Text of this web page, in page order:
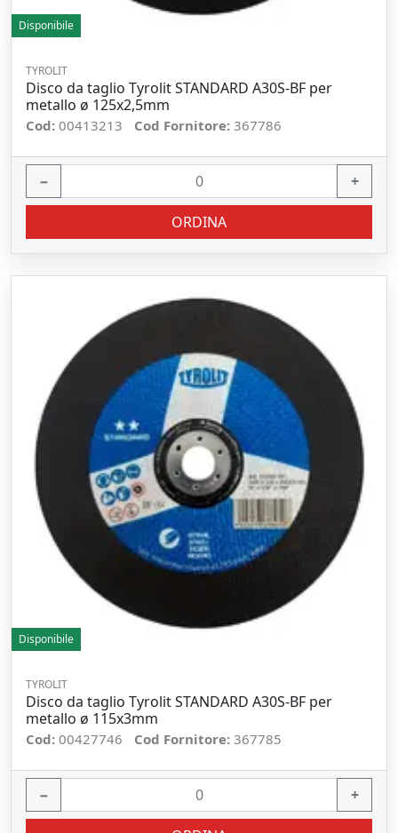
Disponibile
TYROLIT
Disco da taglio Tyrolit STANDARD A30S-BF per
metallo ø 125x2,5mm
Cod: 00413213 Cod Fornitore: 367786
− +
ORDINA
Disponibile
TYROLIT
Disco da taglio Tyrolit STANDARD A30S-BF per
metallo ø 115x3mm
Cod: 00427746 Cod Fornitore: 367785
− +